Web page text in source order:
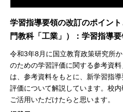
学習指導要領の改訂のポイン
門教科「工業」）：学習指導
令和3年8月に国立教育政策研究所
のための学習評価に関する参考資
は、参考資料をもとに、新学習指
評価について解説しています。校
ご活用いただけたらと思います。